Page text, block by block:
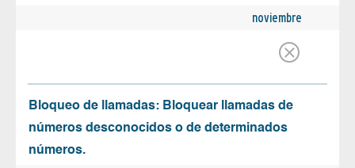
noviembre
Bloqueo de llamadas: Bloquear llamadas de
números desconocidos o de determinados
números.